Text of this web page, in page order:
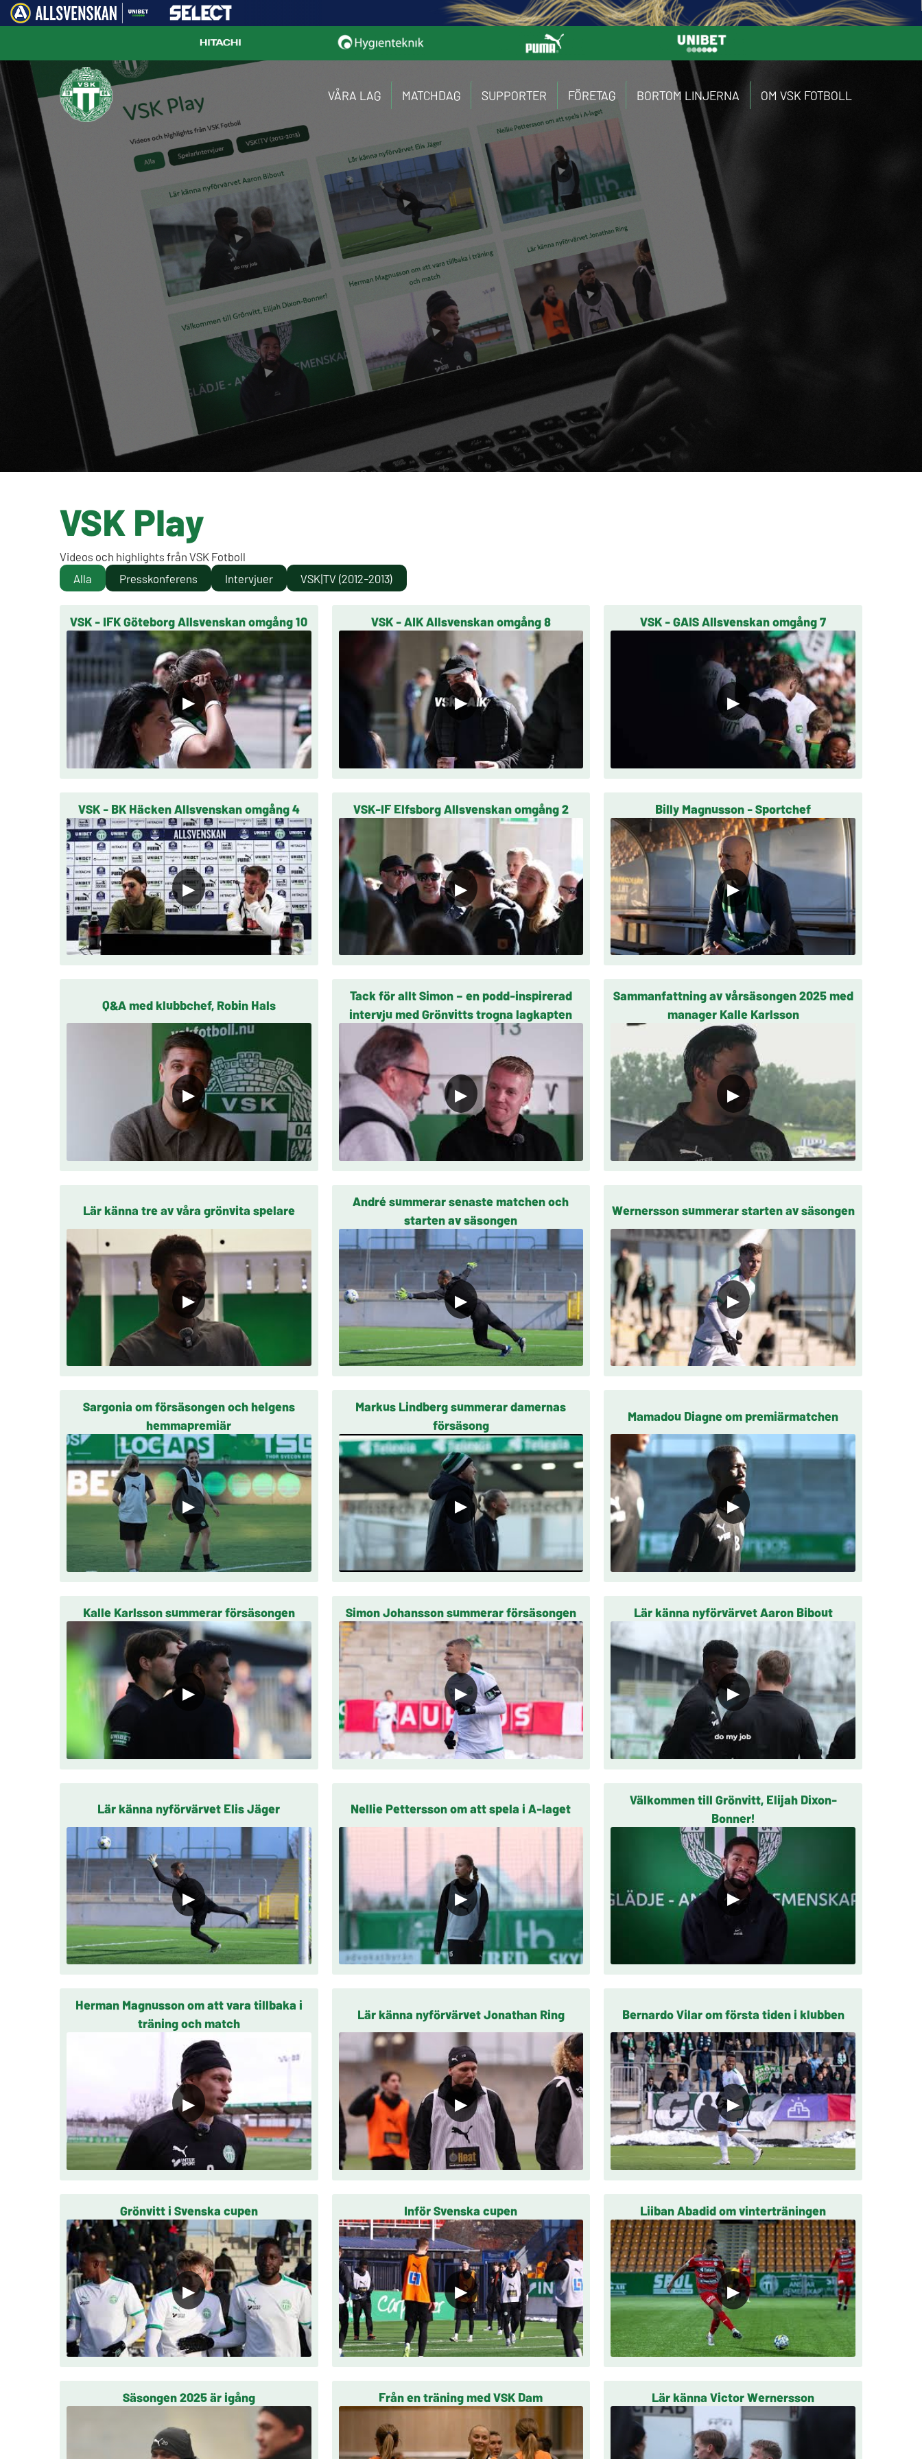
VÅRA LAG MATCHDAG SUPPORTER FÖRETAG BORTOM LINJERNA OM VSK FOTBOLL
VSK Play
Videos och highlights från VSK Fotboll
Alla
Presskonferens Intervjuer VSK|TV (2012-2013)
VSK - IFK Göteborg Allsvenskan omgång 10
▶
VSK - AIK Allsvenskan omgång 8
▶
VSK - GAIS Allsvenskan omgång 7
▶
VSK - BK Häcken Allsvenskan omgång 4
▶
VSK-IF Elfsborg Allsvenskan omgång 2
▶
Billy Magnusson - Sportchef
▶
Q&A med klubbchef, Robin Hals
▶
Tack för allt Simon – en podd-inspirerad
intervju med Grönvitts trogna lagkapten
▶
Sammanfattning av vårsäsongen 2025 med
manager Kalle Karlsson
▶
Lär känna tre av våra grönvita spelare
▶
André summerar senaste matchen och
starten av säsongen
▶
Wernersson summerar starten av säsongen
▶
Sargonia om försäsongen och helgens
hemmapremiär
▶
Markus Lindberg summerar damernas
försäsong
▶
Mamadou Diagne om premiärmatchen
▶
Kalle Karlsson summerar försäsongen
▶
Simon Johansson summerar försäsongen
▶
Lär känna nyförvärvet Aaron Bibout
▶
Lär känna nyförvärvet Elis Jäger
▶
Nellie Pettersson om att spela i A-laget
▶
Välkommen till Grönvitt, Elijah Dixon-
Bonner!
▶
Herman Magnusson om att vara tillbaka i
träning och match
▶
Lär känna nyförvärvet Jonathan Ring
▶
Bernardo Vilar om första tiden i klubben
▶
Grönvitt i Svenska cupen
▶
Inför Svenska cupen
▶
Liiban Abadid om vinterträningen
▶
Säsongen 2025 är igång Från en träning med VSK Dam Lär känna Victor Wernersson